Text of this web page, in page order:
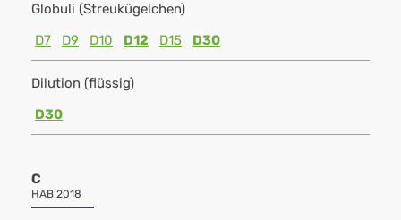
Globuli (Streukügelchen)
D7
D9 D10 D12 D15 D30
Dilution (flüssig)
D30
C
HAB 2018